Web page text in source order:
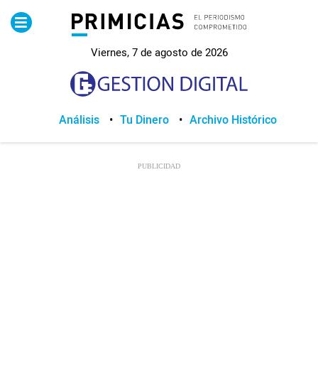
Viernes, 7 de agosto de 2026
Lo Último
Política
Análisis Tu Dinero Archivo Histórico